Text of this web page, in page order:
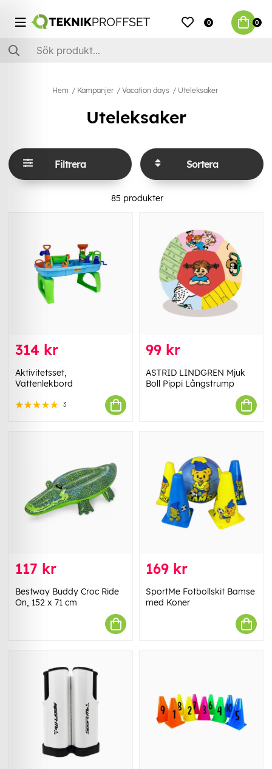
0 0
Hem Kampanjer Vacation days Uteleksaker
Uteleksaker
Filtrera Sortera
85 produkter
314 kr
Aktivitetsset,
Vattenlekbord
3
99 kr
ASTRID LINDGREN Mjuk
Boll Pippi Långstrump
117 kr
Bestway Buddy Croc Ride
On, 152 x 71 cm
169 kr
SportMe Fotbollskit Bamse
med Koner